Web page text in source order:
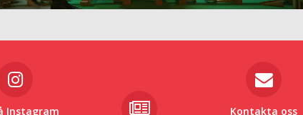
Instagram Kontakta oss